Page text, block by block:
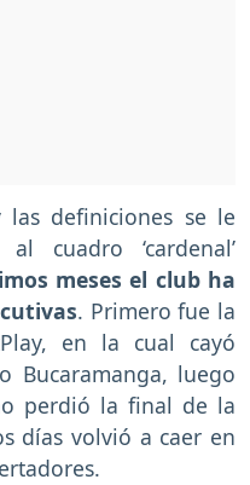
definiciones se le
cuadro ‘cardenal’
meses el club ha
. Primero fue la
en la cual cayó
Bucaramanga, luego
perdió la final de la
días volvió a caer en